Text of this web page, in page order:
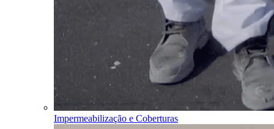
Impermeabilização e Coberturas